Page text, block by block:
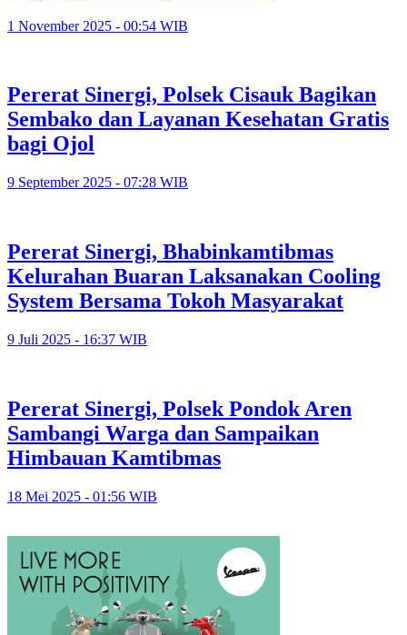
1 November 2025 - 00:54 WIB
Pererat Sinergi, Polsek Cisauk Bagikan
Sembako dan Layanan Kesehatan Gratis
bagi Ojol
9 September 2025 - 07:28 WIB
Pererat Sinergi, Bhabinkamtibmas
Kelurahan Buaran Laksanakan Cooling
System Bersama Tokoh Masyarakat
9 Juli 2025 - 16:37 WIB
Pererat Sinergi, Polsek Pondok Aren
Sambangi Warga dan Sampaikan
Himbauan Kamtibmas
18 Mei 2025 - 01:56 WIB